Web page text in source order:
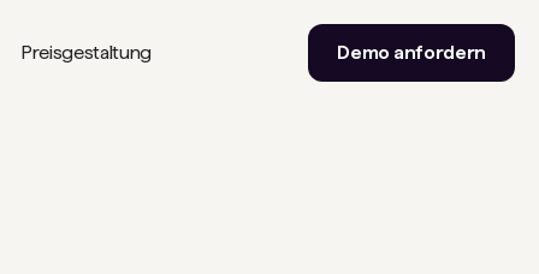
Preisgestaltung Demo anfordern